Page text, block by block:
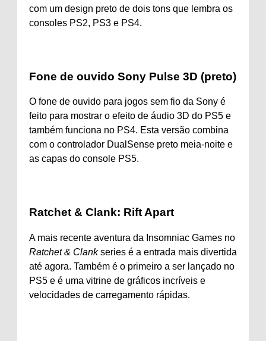
com um design preto de dois tons que lembra os
consoles PS2, PS3 e PS4.
Fone de ouvido Sony Pulse 3D (preto)
O fone de ouvido para jogos sem fio da Sony é
feito para mostrar o efeito de áudio 3D do PS5 e
também funciona no PS4. Esta versão combina
com o controlador DualSense preto meia-noite e
as capas do console PS5.
Ratchet & Clank: Rift Apart
A mais recente aventura da Insomniac Games no
Ratchet & Clankseries é a entrada mais divertida
até agora. Também é o primeiro a ser lançado no
PS5 e é uma vitrine de gráficos incríveis e
velocidades de carregamento rápidas.